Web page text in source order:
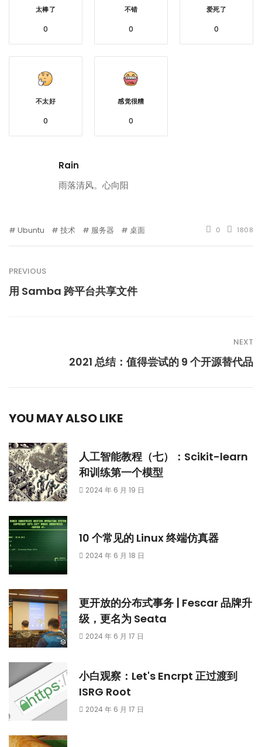
太棒了
0
不错
0
爱死了
0
不太好
0
感觉很糟
0
Rain
雨落清风。心向阳
Ubuntu 技术 服务器 桌面 0 1808
PREVIOUS
用 Samba 跨平台共享文件
NEXT
2021 总结：值得尝试的 9 个开源替代品
YOU MAY ALSO LIKE
人工智能教程（七）：Scikit-learn
和训练第一个模型
2024 年 6 月 19 日
10 个常见的 Linux 终端仿真器
2024 年 6 月 18 日
更开放的分布式事务 | Fescar 品牌升
级，更名为 Seata
2024 年 6 月 17 日
小白观察：Let's Encrpt 正过渡到
ISRG Root
2024 年 6 月 17 日